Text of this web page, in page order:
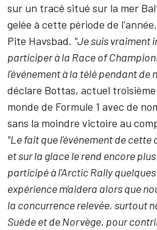
sur un tracé situé sur la mer
gelée à cette période de
Pite Havsbad. "Je suis vraiment
participer à la Race of
l'événement à la télé pendant de
déclare Bottas, actuel
monde de Formule 1 avec de
sans la moindre victoire au
"Le fait que l'événement de cette
et sur la glace le rend encore
participé à l'Arctic Rally
expérience m'aidera alors que
la concurrence relevée, surtout
Suède et de Norvège, pour